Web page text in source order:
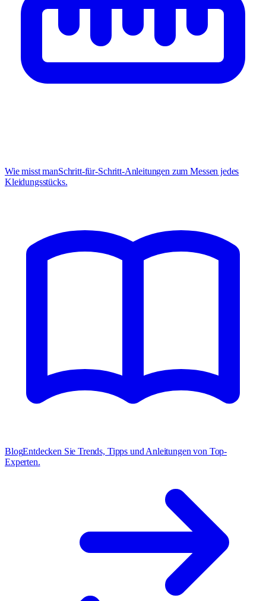
Wie misst manSchritt-für-Schritt-Anleitungen zum Messen jedes
Kleidungsstücks.
BlogEntdecken Sie Trends, Tipps und Anleitungen von Top-
Experten.